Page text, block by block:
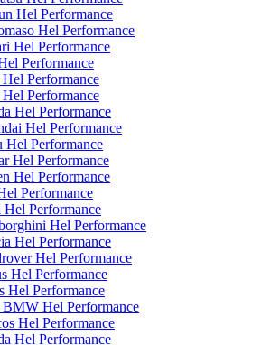
Hel Performance
Hel Performance
Hel Performance
Performance
Performance
Performance
Hel Performance
Hel Performance
Hel Performance
Hel Performance
Hel Performance
Performance
Hel Performance
Hel Performance
Hel Performance
Hel Performance
Hel Performance
Hel Performance
Hel Performance
Hel Performance
Hel Performance